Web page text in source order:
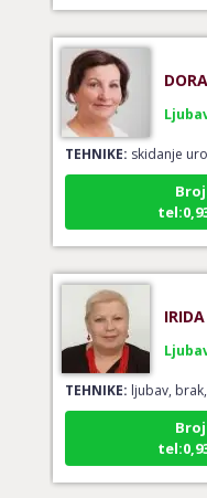
TEHNIKE: skidanje
Broj
TEHNIKE:ljubav, brak,
Broj